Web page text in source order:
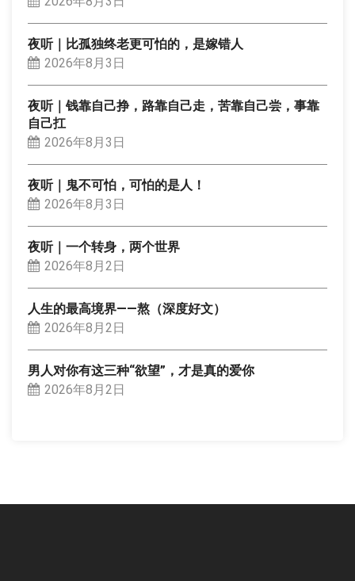
夜听｜比孤独终老更可怕的，是嫁错人
2026年8月3日
夜听｜钱靠自己挣，路靠自己走，苦靠自己尝，事靠
自己扛
2026年8月3日
夜听｜鬼不可怕，可怕的是人！
2026年8月3日
夜听｜一个转身，两个世界
2026年8月2日
人生的最高境界——熬（深度好文）
2026年8月2日
男人对你有这三种“欲望”，才是真的爱你
2026年8月2日